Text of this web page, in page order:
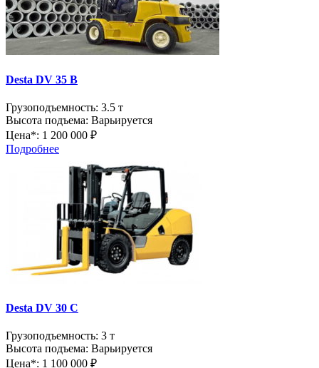
Desta DV 35 B
Грузоподъемность: 3.5 т
Высота подъема: Варьируется
Цена*: 1 200 000 ₽
Подробнее
Desta DV 30 C
Грузоподъемность: 3 т
Высота подъема: Варьируется
Цена*: 1 100 000 ₽